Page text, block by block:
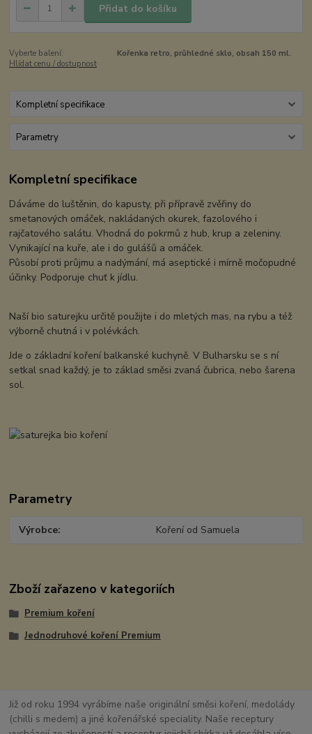
Přidat do košíku
Vyberte balení:
Kořenka retro, průhledné sklo, obsah 150 ml.
Hlídat cenu / dostupnost
Kompletní specifikace
Parametry
Kompletní specifikace
Dáváme do luštěnin, do kapusty, při přípravě zvěřiny do
smetanových omáček, nakládaných okurek, fazolového i
rajčatového salátu. Vhodná do pokrmů z hub, krup a zeleniny.
Vynikající na kuře, ale i do gulášů a omáček.
Působí proti průjmu a nadýmání, má aseptické i mírně močopudné
účinky. Podporuje chuť k jídlu.
Naší bio saturejku určitě použijte i do mletých mas, na rybu a též
výborně chutná i v polévkách.
Jde o základní koření balkanské kuchyně. V Bulharsku se s ní
setkal snad každý, je to základ směsi zvaná čubrica, nebo šarena
sol.
Parametry
Výrobce Koření od Samuela
Zboží zařazeno v kategoriích
Premium koření
Jednodruhové koření Premium
Již od roku 1994 vyrábíme naše originální směsi koření, medolády
(chilli s medem) a jiné kořenářské speciality. Naše receptury